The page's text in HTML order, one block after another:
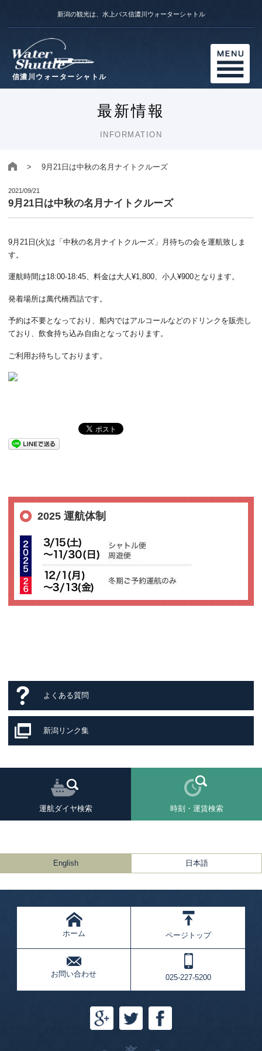
新潟の観光は、水上バス信濃川ウォーターシャトル
信濃川ウォーターシャトル
最新情報
INFORMATION
> 9月21日は中秋の名月ナイトクルーズ
2021/09/21
9月21日は中秋の名月ナイトクルーズ
9月21日(火)は「中秋の名月ナイトクルーズ」月待ちの会を運航致しま
す。
運航時間は18:00-18:45、料金は大人¥1,800、小人¥900となります。
発着場所は萬代橋西詰です。
予約は不要となっており、船内ではアルコールなどのドリンクを販売し
ており、飲食持ち込み自由となっております。
ご利用お待ちしております。
2025 運航体制
よくある質問
新潟リンク集
運航ダイヤ検索 時刻・運賃検索
English 日本語
ホーム ページトップ
お問い合わせ 025-227-5200